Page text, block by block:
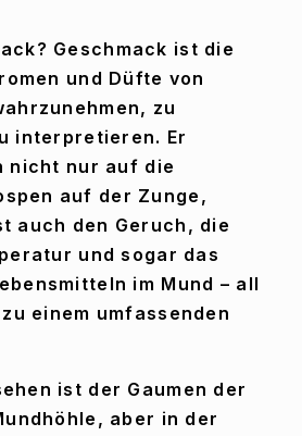
Geschmack ist die
und Düfte von
zu
interpretieren. Er
nicht nur auf die
auf der Zunge,
auch den Geruch, die
und sogar das
im Mund – all
einem umfassenden
ist der Gaumen der
aber in der